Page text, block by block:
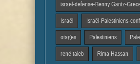
israel-defense-Benny Gantz-
Israël Israël-Palestiniens-
otages Palestiniens
rené taieb Rima Hassan